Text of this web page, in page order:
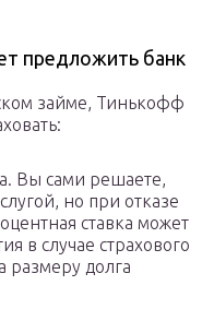
предложить банк
займе, Тинькофф
Вы сами решаете,
но при отказе
ставка может
в случае страхового
размеру долга